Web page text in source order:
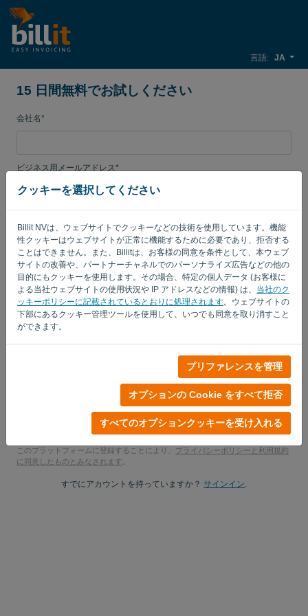
クッキーを選択してください
Billit NVは、ウェブサイトでクッキーなどの技術を使用しています。機能
性クッキーはウェブサイトが正常に機能するために必要であり、拒否する
ことはできません。また、Billitは、お客様の同意を条件として、本ウェブ
サイトの改善や、パートナーチャネルでのパーソナライズ広告などの他の
目的にもクッキーを使用します。その場合、特定の個人データ (お客様に
よる当社ウェブサイトの使用状況や IP アドレスなどの情報) は、 当社のク
ッキーポリシーに記載されているとおりに処理されます。ウェブサイトの
下部にあるクッキー管理ツールを使用して、いつでも同意を取り消すこと
ができます。
プリファレンスを管理
オプションの Cookie をすべて拒否
すべてのオプションクッキーを受け入れる
言語: JA
15 日間無料でお試しください
会社名*
ビジネス用メールアドレス*
カントリー
はい、彼は私の製品アップデートを学ぶかもしれません。.
無料トライアルを始める
紐は付いていません！100% コミットメントフリー
あなたのデータは 100% 安全です
このプラットフォームに登録することにより、 プライバシーポリシーと利用規約
に同意したものとみなされます
すでにアカウントを持っていますか？ サインイン.